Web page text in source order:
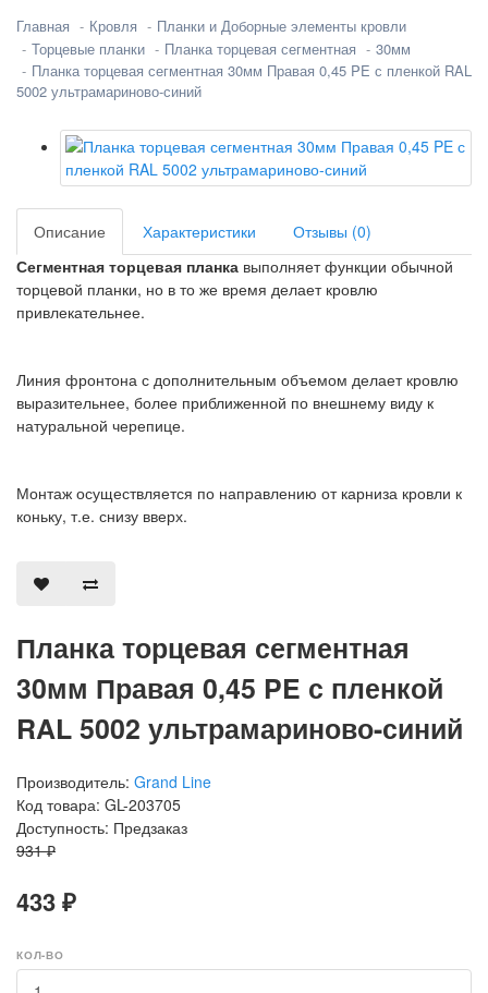
Главная Кровля
Планки и Доборные элементы кровли
Торцевые планки
Планка торцевая сегментная
30мм
Планка торцевая сегментная 30мм Правая 0,45 PE с пленкой RAL
5002 ультрамариново-синий
Описание Характеристики
Отзывы (0)
Сегментная торцевая планка выполняет функции обычной
торцевой планки, но в то же время делает кровлю
привлекательнее.
Линия фронтона с дополнительным объемом делает кровлю
выразительнее, более приближенной по внешнему виду к
натуральной черепице.
Монтаж осуществляется по направлению от карниза кровли к
коньку, т.е. снизу вверх.
Планка торцевая сегментная
30мм Правая 0,45 PE с пленкой
RAL 5002 ультрамариново-синий
Производитель: Grand Line
Код товара: GL-203705
Доступность: Предзаказ
931 ₽
433 ₽
КОЛ-ВО